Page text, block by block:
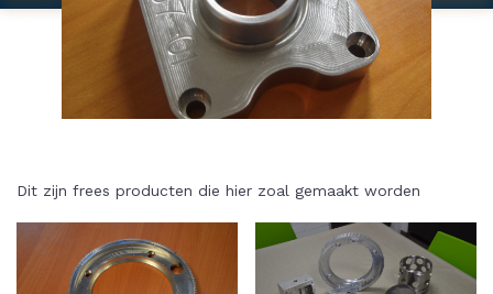
Dit zijn frees producten die hier zoal gemaakt worden